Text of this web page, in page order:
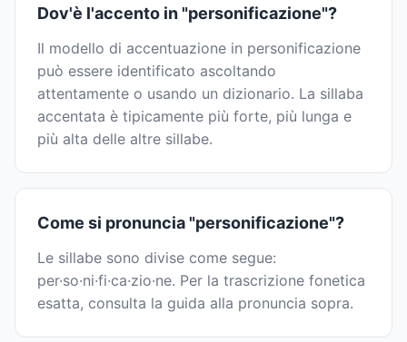
Dov'è l'accento in "personificazione"?
Il modello di accentuazione in personificazione
può essere identificato ascoltando
attentamente o usando un dizionario. La sillaba
accentata è tipicamente più forte, più lunga e
più alta delle altre sillabe.
Come si pronuncia "personificazione"?
Le sillabe sono divise come segue:
per·so·ni·fi·ca·zio·ne. Per la trascrizione fonetica
esatta, consulta la guida alla pronuncia sopra.